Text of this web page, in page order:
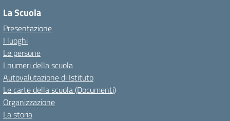
La Scuola
Presentazione
I luoghi
Le persone
I numeri della scuola
Autovalutazione di Istituto
Le carte della scuola (Documenti)
Organizzazione
La storia